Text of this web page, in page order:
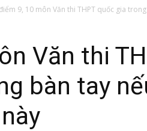
9, 10 môn Văn thi THPT quốc gia
Văn thi
bàn tay